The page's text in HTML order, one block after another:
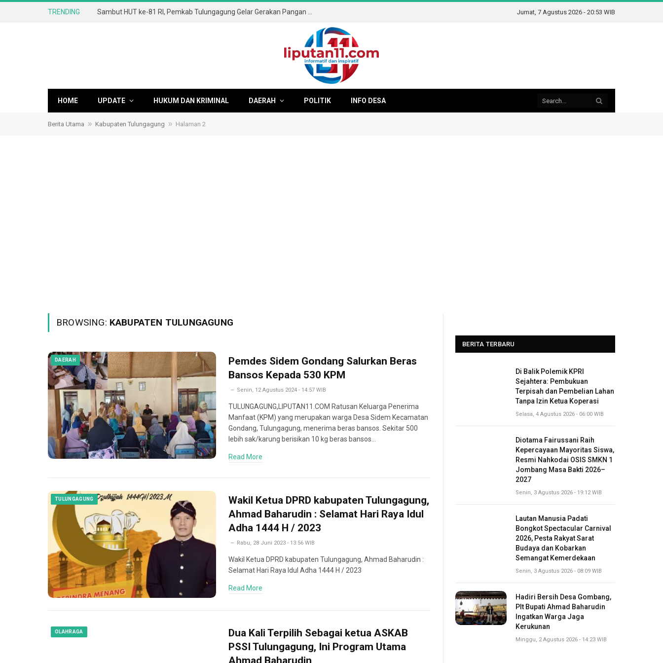
TRENDING Jumat, 7 Agustus 2026 - 20:53 WIB
HOME UPDATE HUKUM DAN KRIMINAL DAERAH POLITIK INFO DESA
Berita Utama » Kabupaten Tulungagung » Halaman 2
BROWSING: KABUPATEN TULUNGAGUNG
DAERAH
Pemdes Sidem Gondang Salurkan Beras
Bansos Kepada 530 KPM
Senin, 12 Agustus 2024 - 14:57 WIB
TULUNGAGUNG,LIPUTAN11.COM Ratusan Keluarga Penerima
Manfaat (KPM) yang merupakan warga Desa Sidem Kecamatan
Gondang, Tulungagung, menerima beras bansos. Sekitar 500
lebih sak/karung berisikan 10 kg beras bansos…
Read More
TULUNGAGUNG
Wakil Ketua DPRD kabupaten Tulungagung,
Ahmad Baharudin : Selamat Hari Raya Idul
Adha 1444 H / 2023
Rabu, 28 Juni 2023 - 13:56 WIB
Wakil Ketua DPRD kabupaten Tulungagung, Ahmad Baharudin :
Selamat Hari Raya Idul Adha 1444 H / 2023
Read More
OLAHRAGA
Dua Kali Terpilih Sebagai ketua ASKAB
PSSI Tulungagung, Ini Program Utama
Ahmad Baharudin
BERITA TERBARU
Di Balik Polemik KPRI
Sejahtera: Pembukuan
Terpisah dan Pembelian Lahan
Tanpa Izin Ketua Koperasi
Selasa, 4 Agustus 2026 - 06:00 WIB
Diotama Fairussani Raih
Kepercayaan Mayoritas Siswa,
Resmi Nahkodai OSIS SMKN 1
Jombang Masa Bakti 2026–
2027
Senin, 3 Agustus 2026 - 19:12 WIB
Lautan Manusia Padati
Bongkot Spectacular Carnival
2026, Pesta Rakyat Sarat
Budaya dan Kobarkan
Semangat Kemerdekaan
Senin, 3 Agustus 2026 - 08:09 WIB
Hadiri Bersih Desa Gombang,
Plt Bupati Ahmad Baharudin
Ingatkan Warga Jaga
Kerukunan
Minggu, 2 Agustus 2026 - 14:23 WIB